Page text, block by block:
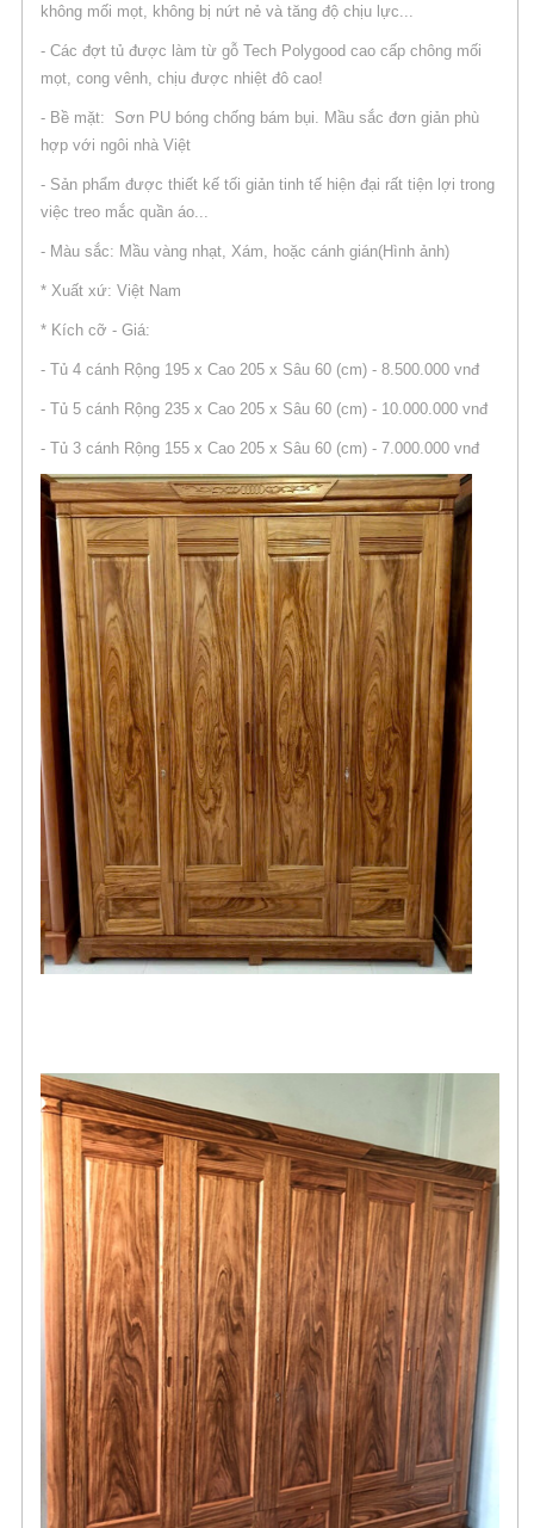
không mối mọt, không bị nứt nẻ và tăng độ chịu lực...
- Các đợt tủ được làm từ gỗ Tech Polygood cao cấp chông mối
mọt, cong vênh, chịu được nhiệt đô cao!
- Bề mặt: Sơn PU bóng chống bám bụi. Mầu sắc đơn giản phù
hợp với ngôi nhà Việt
- Sản phẩm được thiết kế tối giản tinh tế hiện đại rất tiện lợi trong
việc treo mắc quần áo...
- Màu sắc: Mầu vàng nhạt, Xám, hoặc cánh gián(Hình ảnh)
* Xuất xứ: Việt Nam
* Kích cỡ - Giá:
- Tủ 4 cánh Rộng 195 x Cao 205 x Sâu 60 (cm) - 8.500.000 vnđ
- Tủ 5 cánh Rộng 235 x Cao 205 x Sâu 60 (cm) - 10.000.000 vnđ
- Tủ 3 cánh Rộng 155 x Cao 205 x Sâu 60 (cm) - 7.000.000 vnđ